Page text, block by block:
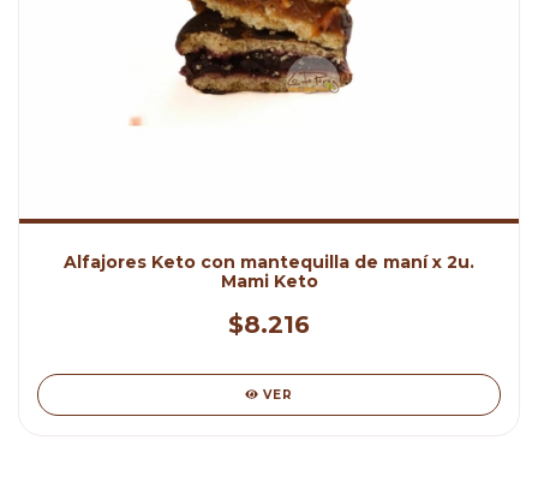
Alfajores Keto con mantequilla de maní x 2u.
Mami Keto
$8.216
VER